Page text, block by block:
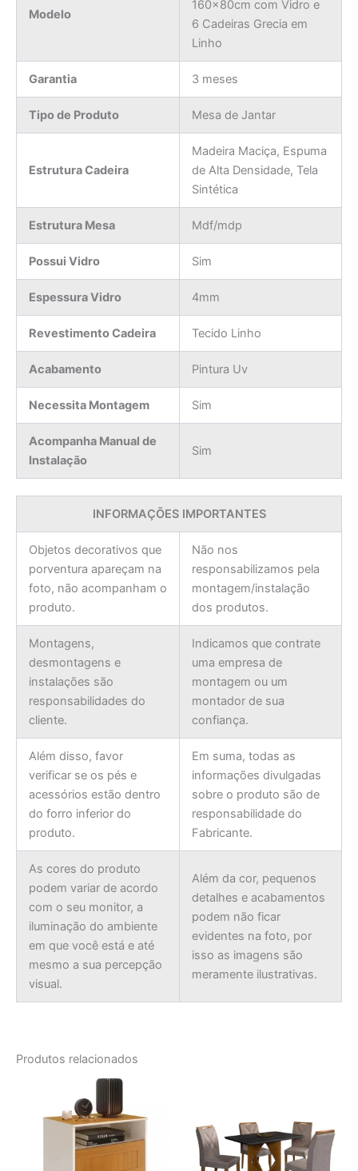
Modelo
160x80cm com Vidro e
6 Cadeiras Grecia em
Linho
Garantia 3 meses
Tipo de Produto Mesa de Jantar
Estrutura Cadeira
Madeira Maciça, Espuma
de Alta Densidade, Tela
Sintética
Estrutura Mesa Mdf/mdp
Possui Vidro Sim
Espessura Vidro 4mm
Revestimento Cadeira Tecido Linho
Acabamento Pintura Uv
Necessita Montagem Sim
Acompanha Manual de
Instalação
Sim
INFORMAÇÕES IMPORTANTES
Objetos decorativos que
porventura apareçam na
foto, não acompanham o
produto.
Não nos
responsabilizamos pela
montagem/instalação
dos produtos.
Montagens,
desmontagens e
instalações são
responsabilidades do
cliente.
Indicamos que contrate
uma empresa de
montagem ou um
montador de sua
confiança.
Além disso, favor
verificar se os pés e
acessórios estão dentro
do forro inferior do
produto.
Em suma, todas as
informações divulgadas
sobre o produto são de
responsabilidade do
Fabricante.
As cores do produto
podem variar de acordo
com o seu monitor, a
iluminação do ambiente
em que você está e até
mesmo a sua percepção
visual.
Além da cor, pequenos
detalhes e acabamentos
podem não ficar
evidentes na foto, por
isso as imagens são
meramente ilustrativas.
Produtos relacionados